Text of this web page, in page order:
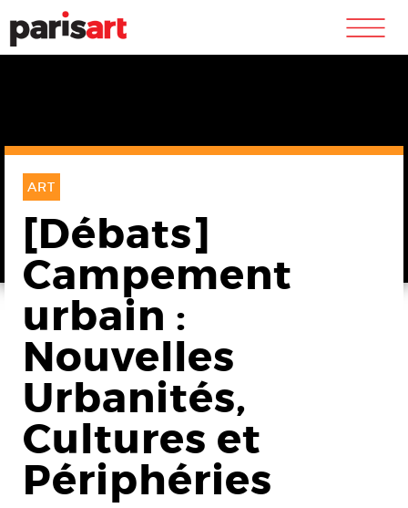
m
ART
[Débats]
Campement
urbain :
Nouvelles
Urbanités,
Cultures et
Périphéries